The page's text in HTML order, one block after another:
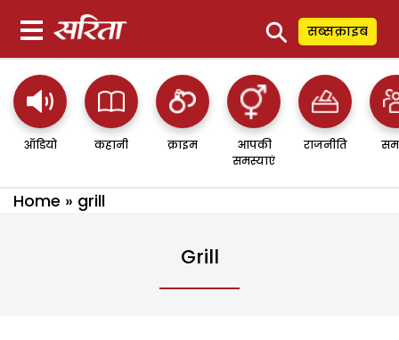
⚲ सब्सक्राइब
ऑडियो कहानी क्राइम
आपकी
समस्याएं
राजनीति
Home » grill
Grill